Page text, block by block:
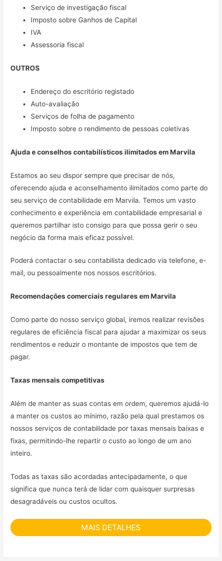
Serviço de investigação fiscal
Imposto sobre Ganhos de Capital
IVA
Assessoria fiscal
OUTROS
Endereço do escritório registado
Auto-avaliação
Serviços de folha de pagamento
Imposto sobre o rendimento de pessoas coletivas
Ajuda e conselhos contabilísticos ilimitados emMarvila
Estamos ao seu dispor sempre que precisar de nós,
oferecendo ajuda e aconselhamento ilimitados como parte do
seu serviço de contabilidade em Marvila. Temos um vasto
conhecimento e experiência em contabilidade empresarial e
queremos partilhar isto consigo para que possa gerir o seu
negócio da forma mais eficaz possível.
Poderá contactar o seu contabilista dedicado via telefone, e-
mail, ou pessoalmente nos nossos escritórios.
Recomendações comerciais regulares emMarvila
Como parte do nosso serviço global, iremos realizar revisões
regulares de eficiência fiscal para ajudar a maximizar os seus
rendimentos e reduzir o montante de impostos que tem de
pagar.
Taxas mensais competitivas
Além de manter as suas contas em ordem, queremos ajudá-lo
a manter os custos ao mínimo, razão pela qual prestamos os
nossos serviços de contabilidade por taxas mensais baixas e
fixas, permitindo-lhe repartir o custo ao longo de um ano
inteiro.
Todas as taxas são acordadas antecipadamente, o que
significa que nunca terá de lidar com quaisquer surpresas
desagradáveis ou custos ocultos.
MAIS DETALHES